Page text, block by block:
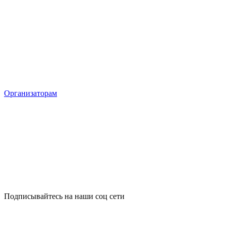
Организаторам
Подписывайтесь на наши соц сети